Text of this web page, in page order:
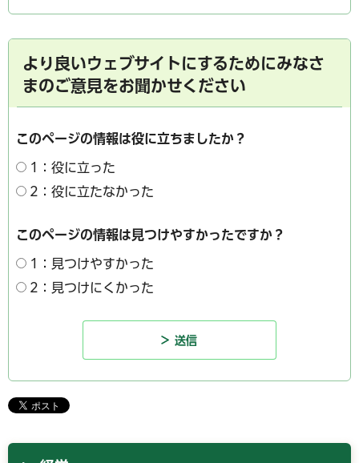
より良いウェブサイトにするためにみなさ
まのご意見をお聞かせください
このページの情報は役に立ちましたか？
1：役に立った
2：役に立たなかった
このページの情報は見つけやすかったですか？
1：見つけやすかった
2：見つけにくかった